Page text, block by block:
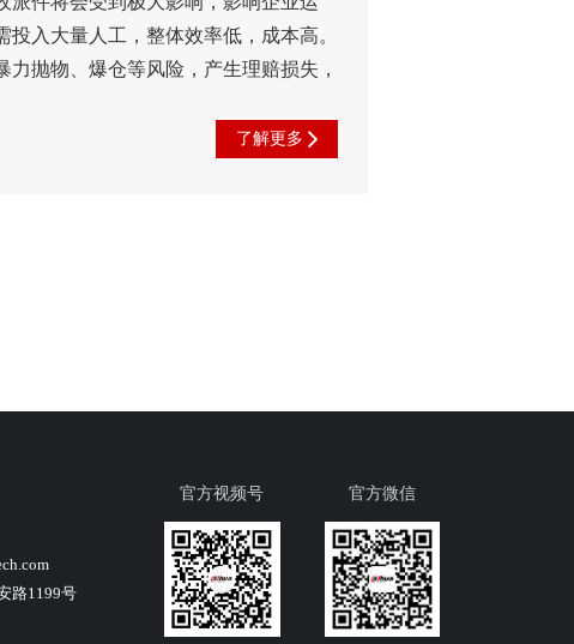
入大量人工，整体效率低，成本高。
抛物、爆仓等风险，产生理赔损失，
了解更多
路1199号
官方视频号 官方微信